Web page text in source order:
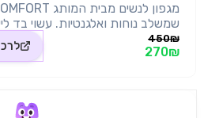
שמשלב נוחות ואלגנטיות. עשוי בד
עצמו בצורה מושלמת לרגל ומעניק
היום, בשילוב לקה מבריקה בחלק
450₪
270₪